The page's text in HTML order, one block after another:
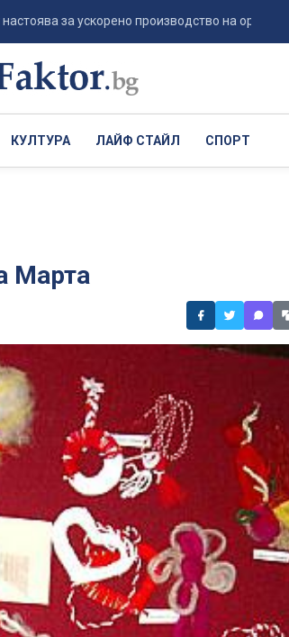
за ускорено производство на оръжия в САЩ...
КУЛТУРА ЛАЙФ СТАЙЛ СПОРТ
Марта